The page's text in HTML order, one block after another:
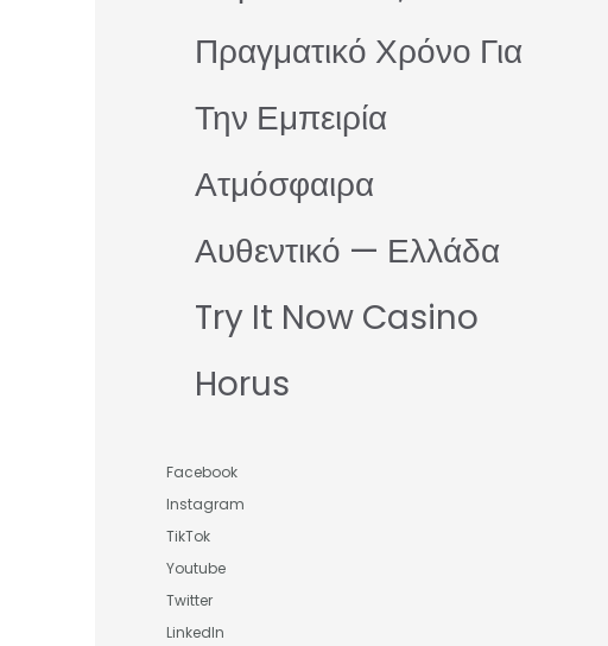
Πραγματικό Χρόνο Για
Την Εμπειρία
Ατμόσφαιρα
Αυθεντικό — Ελλάδα
Try It Now Casino
Horus
Facebook
Instagram
TikTok
Youtube
Twitter
LinkedIn